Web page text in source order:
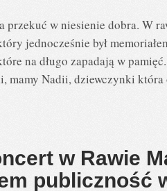
przekuć w niesienie dobra. W
jednocześnie był
na długo zapadają w
Nadii, dziewczynki która
w Rawie
publiczność